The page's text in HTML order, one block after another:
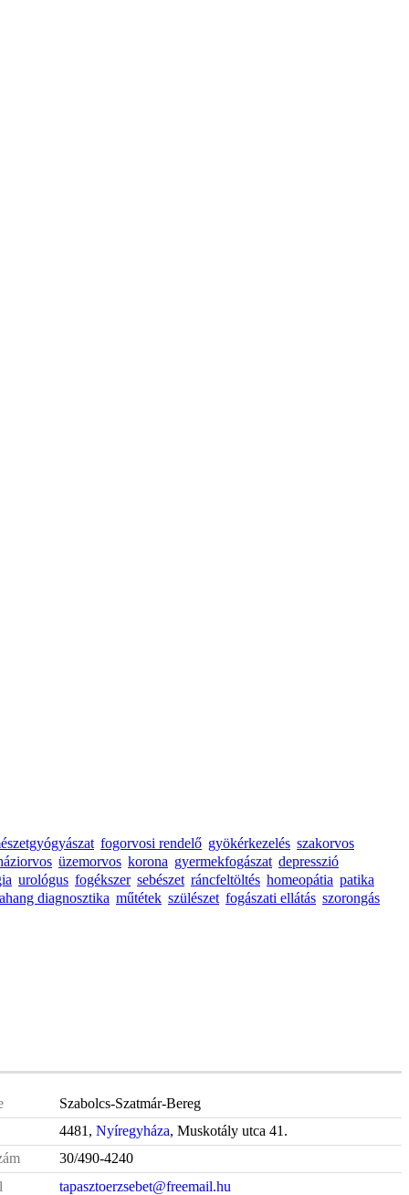
fogorvosi rendelő gyökérkezelés szakorvos
üzemorvos korona gyermekfogászat depresszió
urológus fogékszer sebészet ráncfeltöltés homeopátia patika
diagnosztika műtétek szülészet fogászati ellátás szorongás
Szabolcs-Szatmár-Bereg
4481, Nyíregyháza, Muskotály utca 41.
30/490-4240
tapasztoerzsebet@freemail.hu